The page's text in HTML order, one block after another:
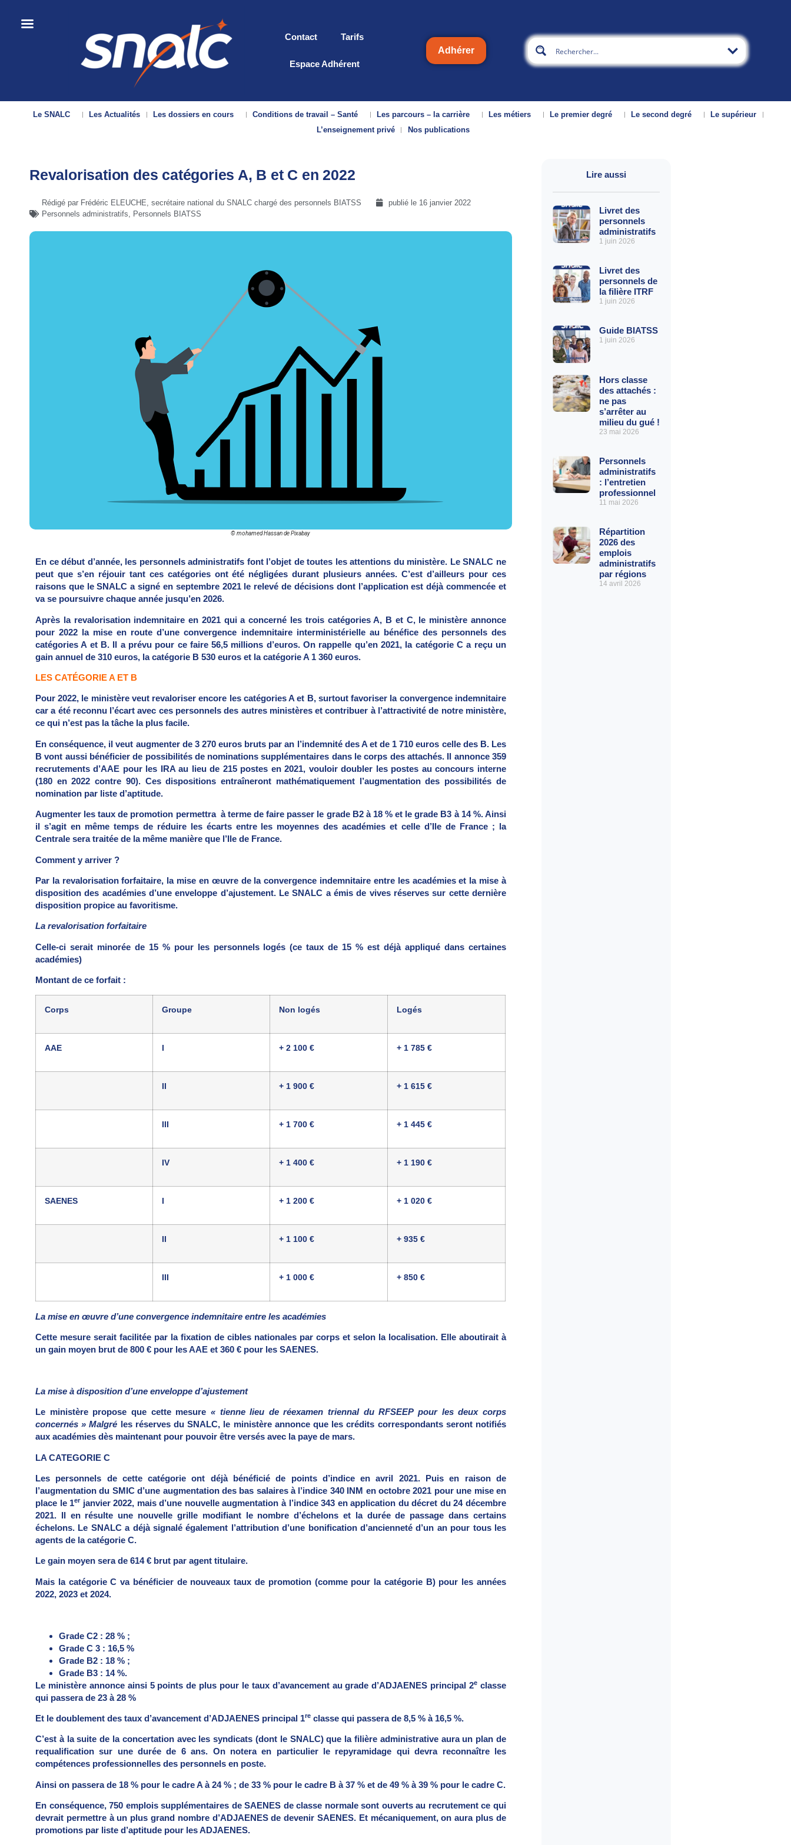
Contact Tarifs
Espace Adhérent
Adhérer
Le SNALC Les Actualités Les dossiers en cours Conditions de travail – Santé Les parcours – la carrière Les métiers Le premier degré Le second degré
Le supérieur
L’enseignement privé
Nos publications
Revalorisation des catégories A, B et C en 2022
Rédigé par Frédéric ELEUCHE, secrétaire national du SNALC chargé des personnels BIATSS publié le 16 janvier 2022
Personnels administratifs, Personnels BIATSS
© mohamed Hassan de Pixabay
En ce début d’année, les personnels administratifs font l’objet de toutes les attentions du ministère. Le SNALC ne
peut que s’en réjouir tant ces catégories ont été négligées durant plusieurs années. C’est d’ailleurs pour ces
raisons que le SNALC a signé en septembre 2021 le relevé de décisions dont l’application est déjà commencée et
va se poursuivre chaque année jusqu’en 2026.
Après la revalorisation indemnitaire en 2021 qui a concerné les trois catégories A, B et C, le ministère annonce
pour 2022 la mise en route d’une convergence indemnitaire interministérielle au bénéfice des personnels des
catégories A et B. Il a prévu pour ce faire 56,5 millions d’euros. On rappelle qu’en 2021, la catégorie C a reçu un
gain annuel de 310 euros, la catégorie B 530 euros et la catégorie A 1 360 euros.
LES CATÉGORIE A ET B
Pour 2022, le ministère veut revaloriser encore les catégories A et B, surtout favoriser la convergence indemnitaire
car a été reconnu l’écart avec ces personnels des autres ministères et contribuer à l’attractivité de notre ministère,
ce qui n’est pas la tâche la plus facile.
En conséquence, il veut augmenter de 3 270 euros bruts par an l’indemnité des A et de 1 710 euros celle des B. Les
B vont aussi bénéficier de possibilités de nominations supplémentaires dans le corps des attachés. Il annonce 359
recrutements d’AAE pour les IRA au lieu de 215 postes en 2021, vouloir doubler les postes au concours interne
(180 en 2022 contre 90). Ces dispositions entraîneront mathématiquement l’augmentation des possibilités de
nomination par liste d’aptitude.
Augmenter les taux de promotion permettra à terme de faire passer le grade B2 à 18 % et le grade B3 à 14 %. Ainsi
il s’agit en même temps de réduire les écarts entre les moyennes des académies et celle d’Ile de France ; la
Centrale sera traitée de la même manière que l’Ile de France.
Comment y arriver ?
Par la revalorisation forfaitaire, la mise en œuvre de la convergence indemnitaire entre les académies et la mise à
disposition des académies d’une enveloppe d’ajustement. Le SNALC a émis de vives réserves sur cette dernière
disposition propice au favoritisme.
La revalorisation forfaitaire
Celle-ci serait minorée de 15 % pour les personnels logés (ce taux de 15 % est déjà appliqué dans certaines
académies)
Montant de ce forfait :
Corps Groupe Non logés Logés
AAE I + 2 100 € + 1 785 €
II + 1 900 € + 1 615 €
III + 1 700 € + 1 445 €
IV + 1 400 € + 1 190 €
SAENES I + 1 200 € + 1 020 €
II + 1 100 € + 935 €
III + 1 000 € + 850 €
La mise en œuvre d’une convergence indemnitaire entre les académies
Cette mesure serait facilitée par la fixation de cibles nationales par corps et selon la localisation. Elle aboutirait à
un gain moyen brut de 800 € pour les AAE et 360 € pour les SAENES.
La mise à disposition d’une enveloppe d’ajustement
Le ministère propose que cette mesure « tienne lieu de réexamen triennal du RFSEEP pour les deux corps
concernés » Malgré les réserves du SNALC, le ministère annonce que les crédits correspondants seront notifiés
aux académies dès maintenant pour pouvoir être versés avec la paye de mars.
LA CATEGORIE C
Les personnels de cette catégorie ont déjà bénéficié de points d’indice en avril 2021. Puis en raison de
l’augmentation du SMIC d’une augmentation des bas salaires à l’indice 340 INM en octobre 2021 pour une mise en
place le 1erjanvier 2022, mais d’une nouvelle augmentation à l’indice 343 en application du décret du 24 décembre
2021. Il en résulte une nouvelle grille modifiant le nombre d’échelons et la durée de passage dans certains
échelons. Le SNALC a déjà signalé également l’attribution d’une bonification d’ancienneté d’un an pour tous les
agents de la catégorie C.
Le gain moyen sera de 614 € brut par agent titulaire.
Mais la catégorie C va bénéficier de nouveaux taux de promotion (comme pour la catégorie B) pour les années
2022, 2023 et 2024.
Grade C2 : 28 % ;
Grade C 3 : 16,5 %
Grade B2 : 18 % ;
Grade B3 : 14 %.
Le ministère annonce ainsi 5 points de plus pour le taux d’avancement au grade d’ADJAENES principal 2e classe
qui passera de 23 à 28 %
Et le doublement des taux d’avancement d’ADJAENES principal 1re classe qui passera de 8,5 % à 16,5 %.
C’est à la suite de la concertation avec les syndicats (dont le SNALC) que la filière administrative aura un plan de
requalification sur une durée de 6 ans. On notera en particulier le repyramidage qui devra reconnaître les
compétences professionnelles des personnels en poste.
Ainsi on passera de 18 % pour le cadre A à 24 % ; de 33 % pour le cadre B à 37 % et de 49 % à 39 % pour le cadre C.
En conséquence, 750 emplois supplémentaires de SAENES de classe normale sont ouverts au recrutement ce qui
devrait permettre à un plus grand nombre d’ADJAENES de devenir SAENES. Et mécaniquement, on aura plus de
promotions par liste d’aptitude pour les ADJAENES.
Lire aussi
Livret des
personnels
administratifs
1 juin 2026
Livret des
personnels de
la filière ITRF
1 juin 2026
Guide BIATSS
1 juin 2026
Hors classe
des attachés :
ne pas
s’arrêter au
milieu du gué !
23 mai 2026
Personnels
administratifs
: l’entretien
professionnel
11 mai 2026
Répartition
2026 des
emplois
administratifs
par régions
14 avril 2026